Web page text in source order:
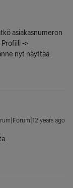
asiakasnumeron
->
nyt näyttää.
years ago